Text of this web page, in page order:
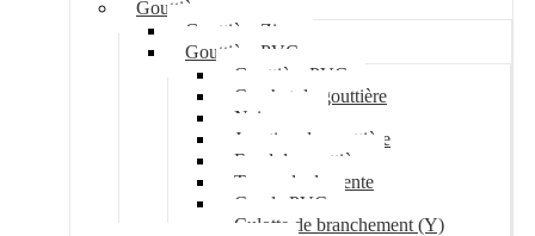
Gouttière
Gouttière Zinc
Gouttière PVC
Gouttière PVC
Crochet de gouttière
Naissance
Jonction de gouttière
Fond de gouttière
Tuyau de descente
Coude PVC
Culotte de branchement (Y)